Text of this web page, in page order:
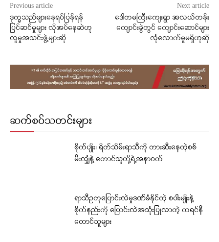
Previous article
ဒုက္ခသည်များနေရပ်ပြန်ရန်
ပြင်ဆင်မှုများ လိုအပ်နေဆဲဟု
လူမှုအသင်းဖွဲ့များဆို
Next article
ဒေါတမကြီးကျေးရွာ အလယ်တန်း
ကျောင်းခွဲတွင် ကျောင်းဆောင်များ
လုံလောက်မူမရှိဟုဆို
ဆက်စပ်သတင်းများ
စိုက်ပျိုး၊ ရိတ်သိမ်းရာသီကို တားဆီးနေတဲ့စစ်
မီးလျှံနဲ့ တောင်သူတို့ရဲ့အနာဂတ်
ရာသီဥတုပြောင်းလဲမှုဒဏ်ခံနိုင်တဲ့ စပါးမျိုးနဲ့
စိုက်နည်းကို ပြောင်းလဲအသုံးပြုလာတဲ့ ကရင်နီ
တောင်သူများ